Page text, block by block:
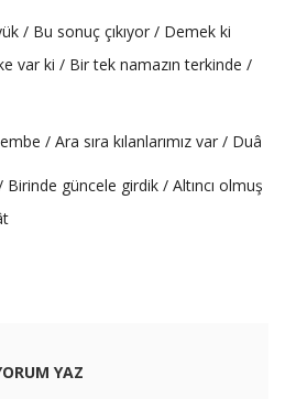
/ Bu sonuç çıkıyor / Demek ki
var ki / Bir tek namazın terkinde /
/ Ara sıra kılanlarımız var / Duâ
güncele girdik / Altıncı olmuş
YAZ